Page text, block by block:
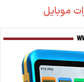
موبایل